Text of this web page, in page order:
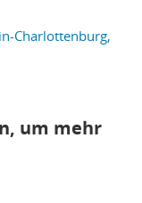
Charlottenburg,
um mehr